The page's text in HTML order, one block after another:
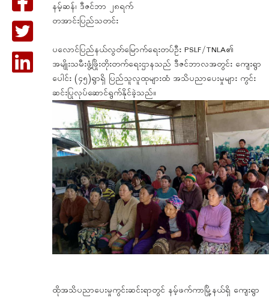
နမ့်ဆန်၊ ဒီဇင်ဘာ ၂၈ရက်
တအာင်းပြည်သတင်း
ပလောင်ပြည်နယ်လွတ်မြောက်ရေးတပ်ဦး PSLF/TNLA၏
အမျိုးသမီးဖွံ့ဖြိုးတိုးတက်ရေးဌာနသည် ဒီဇင်ဘာလအတွင်း ကျေးရွာ
ပေါင်း (၄၅)ရွာရှိ ပြည်သူလူထုများထံ အသိပညာပေးမှုများ ကွင်း
ဆင်းပြုလုပ်ဆောင်ရွက်နိုင်ခဲ့သည်။
ထိုအသိပညာပေးမှုကွင်းဆင်းရာတွင် နမ့်ဖက်ကာမြို့နယ်ရှိ ကျေးရွာ